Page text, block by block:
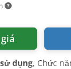
dụng, Chức